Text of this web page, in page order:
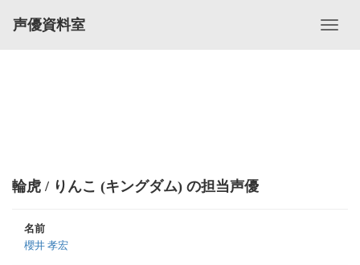
声優資料室
輪虎 / りんこ (キングダム) の担当声優
名前
櫻井 孝宏